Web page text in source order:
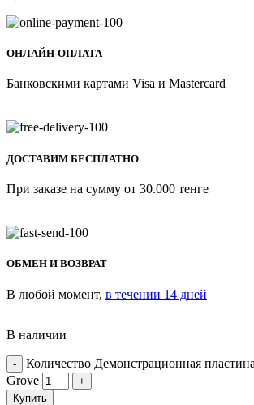
ОНЛАЙН-ОПЛАТА
Банковскими картами Visa и Mastercard
ДОСТАВИМ БЕСПЛАТНО
При заказе на сумму от 30.000 тенге
ОБМЕН И ВОЗВРАТ
В любой момент, в течении 14 дней
В наличии
Количество Демонстрационная
Grove
Купить